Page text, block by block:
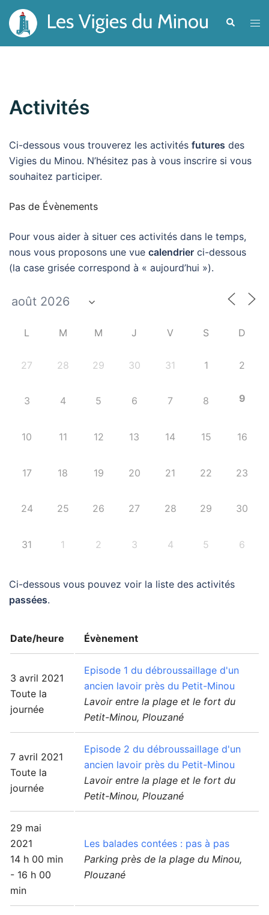
Aller
au
contenu
Activités
Ci-dessous vous trouverez les activités futures des
Vigies du Minou. N’hésitez pas à vous inscrire si vous
souhaitez participer.
Pas de Évènements
Pour vous aider à situer ces activités dans le temps,
nous vous proposons une vue calendrier ci-dessous
(la case grisée correspond à « aujourd’hui »).
L M M J V S D
27 28 29 30 31 1 2
3 4 5 6 7 8 9
10 11 12 13 14 15 16
17 18 19 20 21 22 23
24 25 26 27 28 29 30
31 1 2 3 4 5 6
Ci-dessous vous pouvez voir la liste des activités
passées.
Date/heure Évènement
3 avril 2021
Toute la
journée
Episode 1 du débroussaillage d'un
ancien lavoir près du Petit-Minou
Lavoir entre la plage et le fort du
Petit-Minou, Plouzané
7 avril 2021
Toute la
journée
Episode 2 du débroussaillage d'un
ancien lavoir près du Petit-Minou
Lavoir entre la plage et le fort du
Petit-Minou, Plouzané
29 mai
2021
14 h 00 min
- 16 h 00
min
Les balades contées : pas à pas
Parking près de la plage du Minou,
Plouzané